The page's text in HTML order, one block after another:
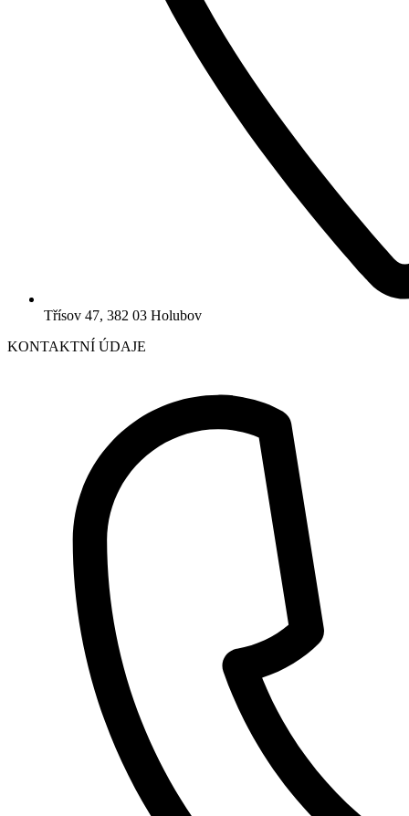
Třísov 47, 382 03 Holubov
KONTAKTNÍ ÚDAJE